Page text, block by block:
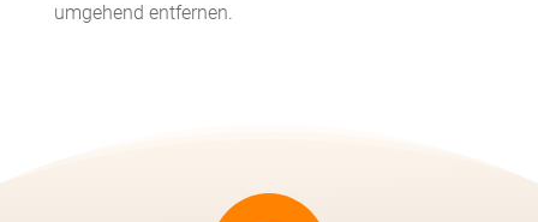
umgehend entfernen.